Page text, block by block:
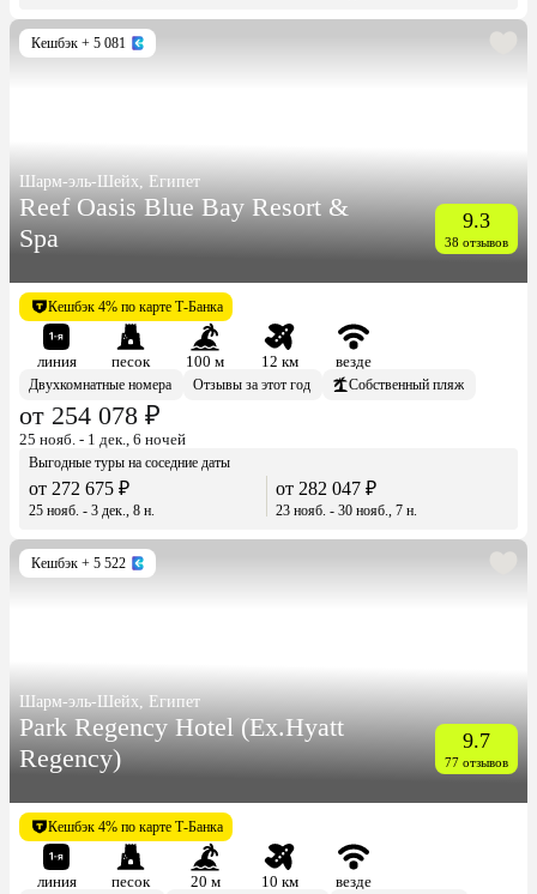
Кешбэк + 5 081
Шарм-эль-Шейх, Египет
Reef Oasis Blue Bay Resort &
Spa
9.3
38 отзывов
Кешбэк 4% по карте Т-Банка
линия песок 100 м 12 км
везде
Двухкомнатные номера
Отзывы за этот год Собственный пляж
от 254 078 ₽
25 нояб. - 1 дек., 6 ночей
Выгодные туры на соседние даты
от 272 675 ₽
25 нояб. - 3 дек., 8 н.
от 282 047 ₽
23 нояб. - 30 нояб., 7 н.
Кешбэк + 5 522
Шарм-эль-Шейх, Египет
Park Regency Hotel (Ex.Hyatt
Regency)
9.7
77 отзывов
Кешбэк 4% по карте Т-Банка
линия песок 20 м 10 км
везде